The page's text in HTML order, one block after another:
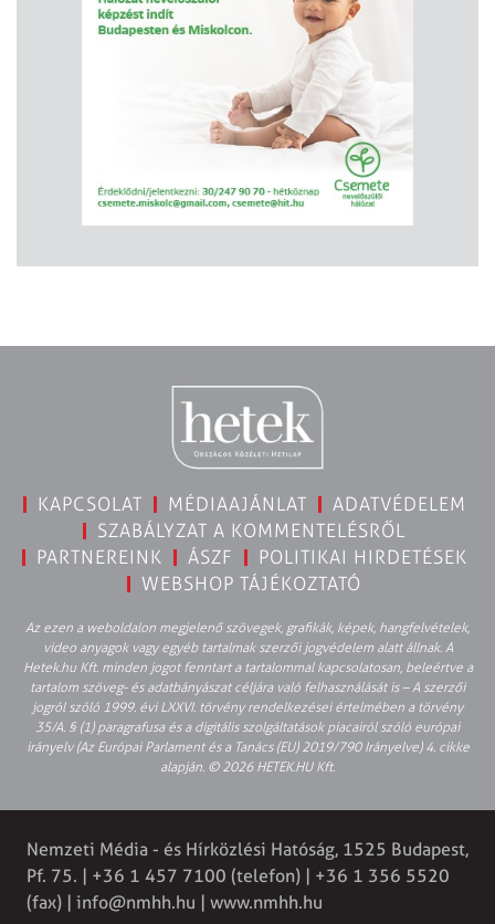
KAPCSOLAT MÉDIAAJÁNLAT
ADATVÉDELEM
SZABÁLYZAT A KOMMENTELÉSRŐL
PARTNEREINK
ÁSZF
POLITIKAI HIRDETÉSEK
WEBSHOP TÁJÉKOZTATÓ
Az ezen a weboldalon megjelenő szövegek, grafikák, képek, hangfelvételek,
video anyagok vagy egyéb tartalmak szerzői jogvédelem alatt állnak. A
Hetek.hu Kft. minden jogot fenntart a tartalommal kapcsolatosan, beleértve a
tartalom szöveg- és adatbányászat céljára való felhasználását is – A szerzői
jogról szóló 1999. évi LXXVI. törvény rendelkezései értelmében a törvény
35/A. § (1) paragrafusa és a digitális szolgáltatások piacairól szóló európai
irányelv (Az Európai Parlament és a Tanács (EU) 2019/790 Irányelve) 4. cikke
alapján. © 2026 HETEK.HU Kft.
Nemzeti Média - és Hírközlési Hatóság, 1525 Budapest,
Pf. 75. | +36 1 457 7100 (telefon) | +36 1 356 5520
(fax) | info@nmhh.hu | www.nmhh.hu